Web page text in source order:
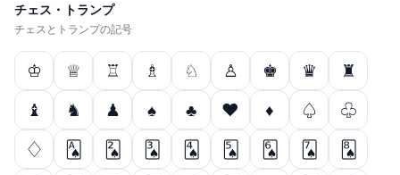
チェス・トランプ
チェスとトランプの記号
♔ ♕ ♖ ♗ ♘ ♙ ♚ ♛
♜
♝
♞ ♟ ♠ ♣ ♥ ♦ ♤
♧
♢
🂡 🂢 🂣 🂤 🂥 🂦 🂧
🂨